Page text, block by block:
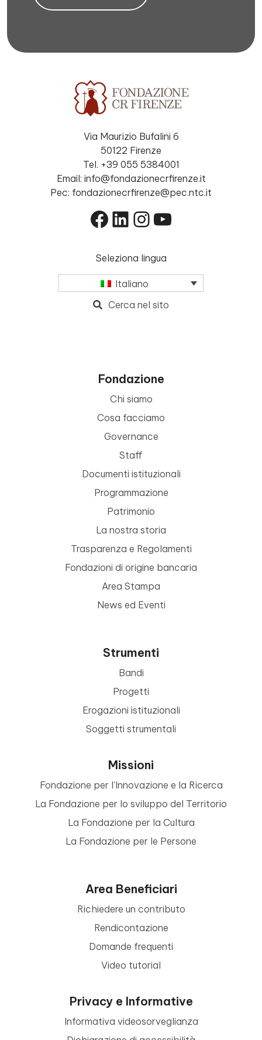
Via Maurizio Bufalini 6
50122 Firenze
Tel. +39 055 5384001
Email: info@fondazionecrfirenze.it
Pec: fondazionecrfirenze@pec.ntc.it
Facebook
LinkedIn
Instagram
YouTube
Seleziona lingua
Italiano
Cerca nel sito
Fondazione
Chi siamo
Cosa facciamo
Governance
Staff
Documenti istituzionali
Programmazione
Patrimonio
La nostra storia
Trasparenza e Regolamenti
Fondazioni di origine bancaria
Area Stampa
News ed Eventi
Strumenti
Bandi
Progetti
Erogazioni istituzionali
Soggetti strumentali
Missioni
Fondazione per l’Innovazione e la Ricerca
La Fondazione per lo sviluppo del Territorio
La Fondazione per la Cultura
La Fondazione per le Persone
Area Beneficiari
Richiedere un contributo
Rendicontazione
Domande frequenti
Video tutorial
Privacy e Informative
Informativa videosorveglianza